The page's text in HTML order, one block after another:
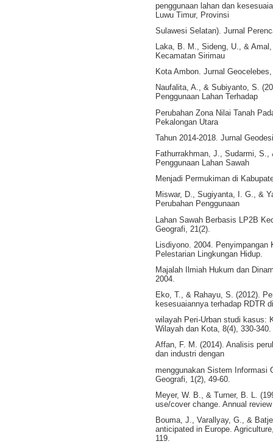
penggunaan lahan dan
Luwu Timur, Provinsi
Sulawesi Selatan). Jurnal
Laka, B. M., Sideng, U., &
Kecamatan Sirimau
Kota Ambon. Jurnal
Naufalita, A., & Subiyanto, S.
Penggunaan Lahan Terhadap
Perubahan Zona Nilai Tanah
Pekalongan Utara
Tahun 2014-2018. Jurnal
Fathurrakhman, J., Sudarmi, S.,
Penggunaan Lahan Sawah
Menjadi Permukiman di
Miswar, D., Sugiyanta, I. G., &
Perubahan Penggunaan
Lahan Sawah Berbasis LP2B
Geografi, 21(2).
Lisdiyono. 2004. Penyimpangan
Pelestarian Lingkungan Hidup.
Majalah Ilmiah Hukum dan
2004.
Eko, T., & Rahayu, S. (2012).
kesesuaiannya terhadap RDTR di
wilayah Peri-Urban studi kasus:
Wilayah dan Kota, 8(4), 330-340.
Affan, F. M. (2014). Analisis
dan industri dengan
menggunakan Sistem Informasi
Geografi, 1(2), 49-60.
Meyer, W. B., & Turner, B. L.
use/cover change. Annual
Bouma, J., Varallyay, G., &
anticipated in Europe.
119.